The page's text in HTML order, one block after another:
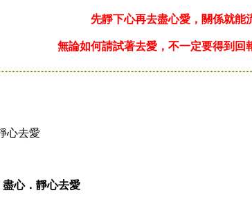
先靜下心再去盡心愛，關係就能
無論如何請試著去愛，不一定要得到回
心去愛
心．靜心去愛